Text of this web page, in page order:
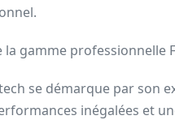
gamme professionnelle
se démarque par son
inégalées et